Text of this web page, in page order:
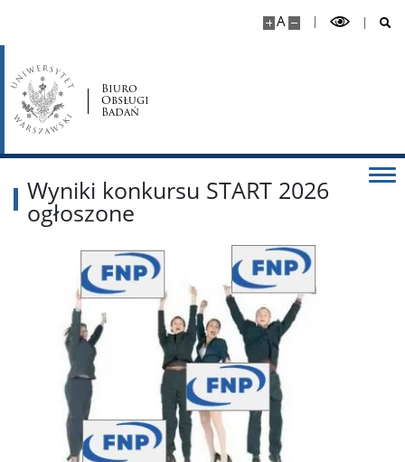
A
Biuro
Obsługi
Badań
Wyniki konkursu START 2026
ogłoszone